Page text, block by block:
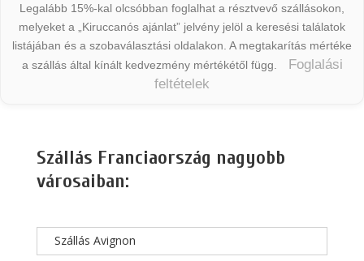
Legalább 15%-kal olcsóbban foglalhat a résztvevő szállásokon,
melyeket a „Kiruccanós ajánlat” jelvény jelöl a keresési találatok
listájában és a szobaválasztási oldalakon. A megtakarítás mértéke
a szállás által kínált kedvezmény mértékétől függ.
Foglalási
feltételek
Szállás Franciaország nagyobb
városaiban:
Szállás Avignon